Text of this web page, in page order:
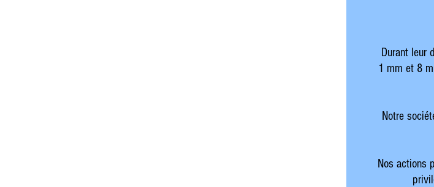
Durant leur
1 mm et 8
Notre
Nos actions